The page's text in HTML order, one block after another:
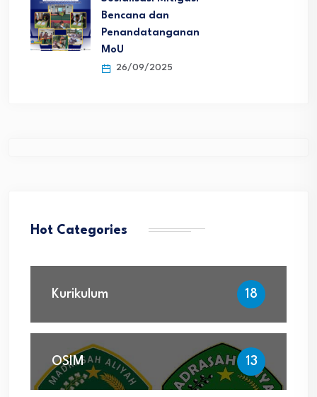
Bencana dan
Penandatanganan
MoU
26/09/2025
Hot Categories
Kurikulum 18
OSIM 13